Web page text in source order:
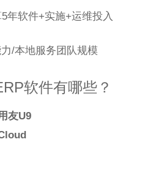
年软件+实施+运维投入
/本地服务团队规模
软件有哪些？
友U9